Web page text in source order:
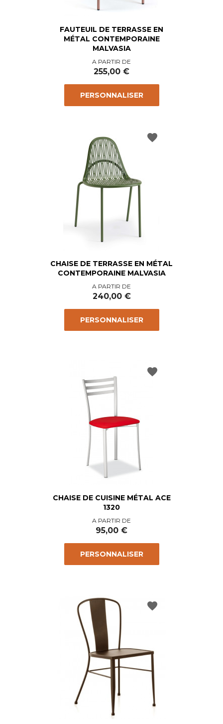
FAUTEUIL DE TERRASSE EN
MÉTAL CONTEMPORAINE
MALVASIA
Prix
A PARTIR DE
255,00 €
PERSONNALISER
CHAISE DE TERRASSE EN MÉTAL
CONTEMPORAINE MALVASIA
Prix
A PARTIR DE
240,00 €
PERSONNALISER
favorite
CHAISE DE CUISINE MÉTAL ACE
1320
Prix
A PARTIR DE
95,00 €
PERSONNALISER
favorite
favorite